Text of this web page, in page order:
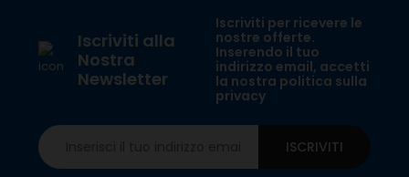
Iscriviti alla
Nostra
Newsletter
Iscriviti per ricevere le
nostre offerte.
Inserendo il tuo
indirizzo email, accetti
la nostra politica sulla
privacy
ISCRIVITI